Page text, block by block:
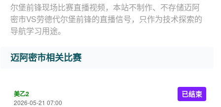
尔堡前锋现场比赛直播视频，本站不制作、不存储迈阿
密市VS劳德代尔堡前锋的直播信号，只作为技术探索的
导航学习用途。
迈阿密市相关比赛
美乙2
2026-05-21 07:00
已结束